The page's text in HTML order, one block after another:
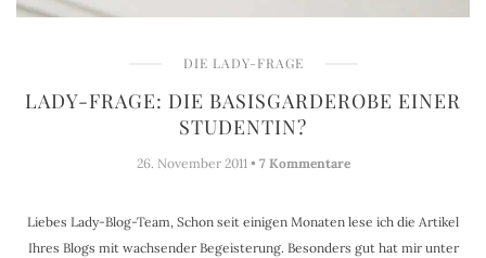
DIE LADY-FRAGE
LADY-FRAGE: DIE BASISGARDEROBE EINER
STUDENTIN?
26. November 2011 • 7 Kommentare
Liebes Lady-Blog-Team, Schon seit einigen Monaten lese ich die Artikel
Ihres Blogs mit wachsender Begeisterung. Besonders gut hat mir unter